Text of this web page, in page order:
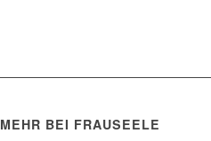
MEHR BEI FRAUSEELE